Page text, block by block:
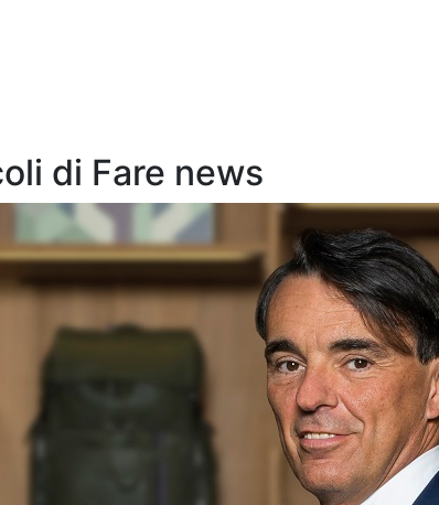
di Fare news